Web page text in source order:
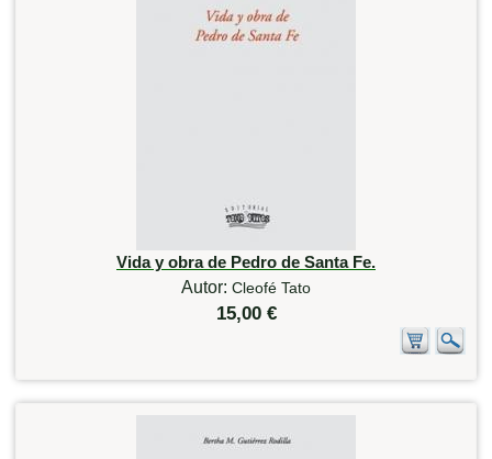
Vida y obra de Pedro de Santa Fe.
Autor: Cleofé Tato
15,00 €